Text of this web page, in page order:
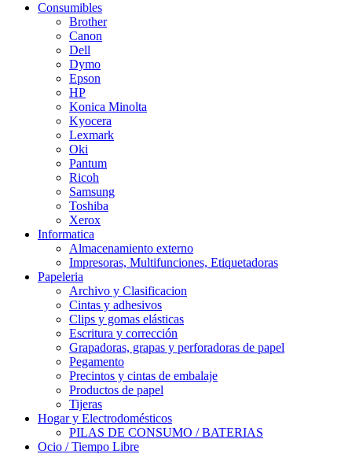
Consumibles
Brother
Canon
Dell
Dymo
Epson
HP
Konica Minolta
Kyocera
Lexmark
Oki
Pantum
Ricoh
Samsung
Toshiba
Xerox
Informatica
Almacenamiento externo
Impresoras, Multifunciones, Etiquetadoras
Papeleria
Archivo y Clasificacion
Cintas y adhesivos
Clips y gomas elásticas
Escritura y corrección
Grapadoras, grapas y perforadoras de papel
Pegamento
Precintos y cintas de embalaje
Productos de papel
Tijeras
Hogar y Electrodomésticos
PILAS DE CONSUMO / BATERIAS
Ocio / Tiempo Libre